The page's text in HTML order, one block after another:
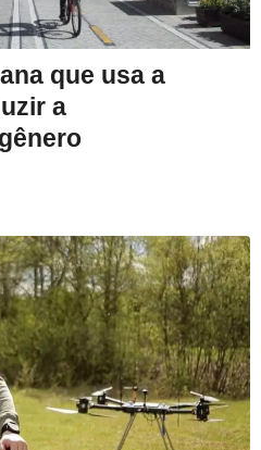
que usa a
a